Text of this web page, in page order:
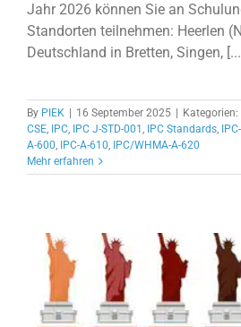
Jahr 2026 können Sie an
Standorten teilnehmen: Heerlen
Deutschland in Bretten, Singen, [...]
By PIEK 16 September 2025 Kategorien:
CSE, IPC, IPC J-STD-001 , IPC Standards,
A-600, IPC-A-610, IPC/WHMA-A-620
Mehr erfahren